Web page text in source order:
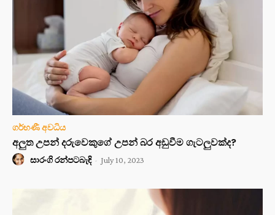
ගර්භණී අවධිය
අලුත උපන් දරුවෙකුගේ උපන් බර අඩුවීම ගැටලුවක්ද?
සාරංගි රන්පටබැඳි - July 10, 2023